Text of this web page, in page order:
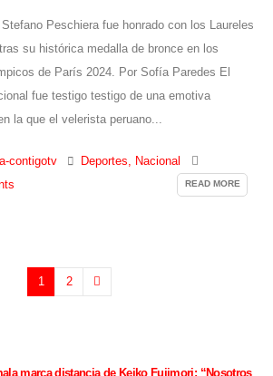
Peschiera fue honrado con los Laureles
su histórica medalla de bronce en los
de París 2024. Por Sofía Paredes El
fue testigo testigo de una emotiva
la que el velerista peruano...
contigotv Deportes, Nacional
READ MORE
1 2
de Keiko Fujimori: “Nosotros